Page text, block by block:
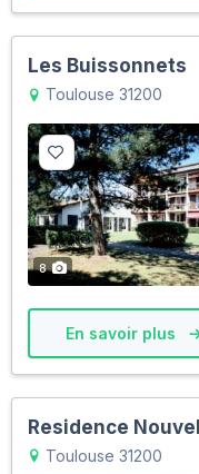
Les Buissonnets
Toulouse 31200
8
En savoir plus
Residence
Toulouse 31200